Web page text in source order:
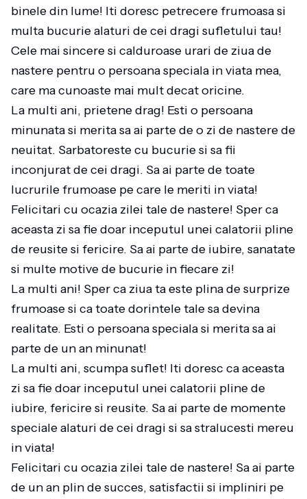
binele din lume! Iti doresc petrecere frumoasa si
multa bucurie alaturi de cei dragi sufletului tau!
Cele mai sincere si calduroase urari de ziua de
nastere pentru o persoana speciala in viata mea,
care ma cunoaste mai mult decat oricine.
La multi ani, prietene drag! Esti o persoana
minunata si merita sa ai parte de o zi de nastere de
neuitat. Sarbatoreste cu bucurie si sa fii
inconjurat de cei dragi. Sa ai parte de toate
lucrurile frumoase pe care le meriti in viata!
Felicitari cu ocazia zilei tale de nastere! Sper ca
aceasta zi sa fie doar inceputul unei calatorii pline
de reusite si fericire. Sa ai parte de iubire, sanatate
si multe motive de bucurie in fiecare zi!
La multi ani! Sper ca ziua ta este plina de surprize
frumoase si ca toate dorintele tale sa devina
realitate. Esti o persoana speciala si merita sa ai
parte de un an minunat!
La multi ani, scumpa suflet! Iti doresc ca aceasta
zi sa fie doar inceputul unei calatorii pline de
iubire, fericire si reusite. Sa ai parte de momente
speciale alaturi de cei dragi si sa stralucesti mereu
in viata!
Felicitari cu ocazia zilei tale de nastere! Sa ai parte
de un an plin de succes, satisfactii si impliniri pe